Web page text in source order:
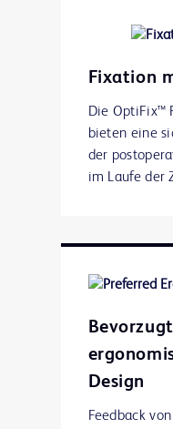
das
Stabilisierer
Beugt
Fixation
Die OptiFix™
bieten eine
der
im Laufe der
Design
Feedback